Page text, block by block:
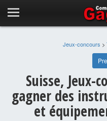
Jeux-concours >
Suisse, Jeux-
gagner des
et